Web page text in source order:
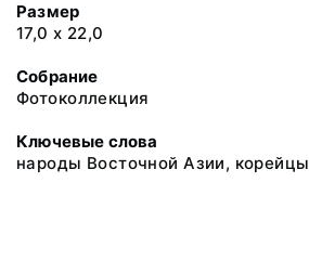
Размер
17,0 х 22,0
Собрание
Фотоколлекция
Ключевые слова
народы Восточной Азии, корейцы